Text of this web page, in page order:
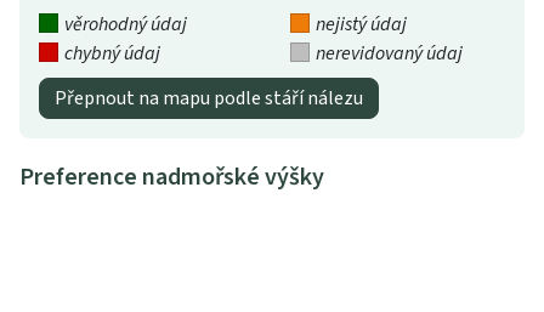
věrohodný údaj
nejistý údaj
chybný údaj
nerevidovaný údaj
Přepnout na mapu podle stáří nálezu
Preference nadmořské výšky